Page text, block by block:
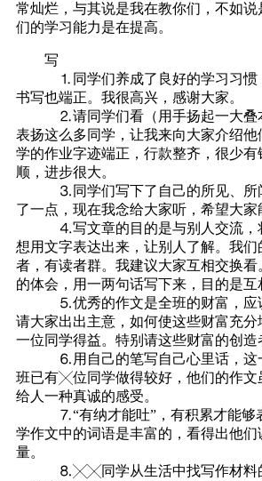
常灿烂，与其说是我在教你们，不如
们的学习能力是在提高。
写
⒈同学们养成了良好的学习习惯，
书写也端正。我很高兴，感谢大家。
⒉请同学们看（用手扬起一大叠
表扬这么多同学，让我来向大家介绍他
学的作业字迹端正，行款整齐，很少有
顺，进步很大。
⒊同学们写下了自己的所见、所
了一点，现在我念给大家听，希望大家
⒋写文章的目的是与别人交流，
想用文字表达出来，让别人了解。我
者，有读者群。我建议大家互相交换看
的体会，用一两句话写下来，目的是互
⒌优秀的作文是全班的财富，应该
请大家出出主意，如何使这些财富充
一位同学得益。特别请这些财富的创造
⒍用自己的笔写自己心里话，这
班已有╳位同学做得较好，他们的作文
给人一种真诚的感受。
⒎“有纳才能吐”，有积累才能够表
学作文中的词语是丰富的，看得出他
量。
⒏╳╳同学从生活中找写作材料的